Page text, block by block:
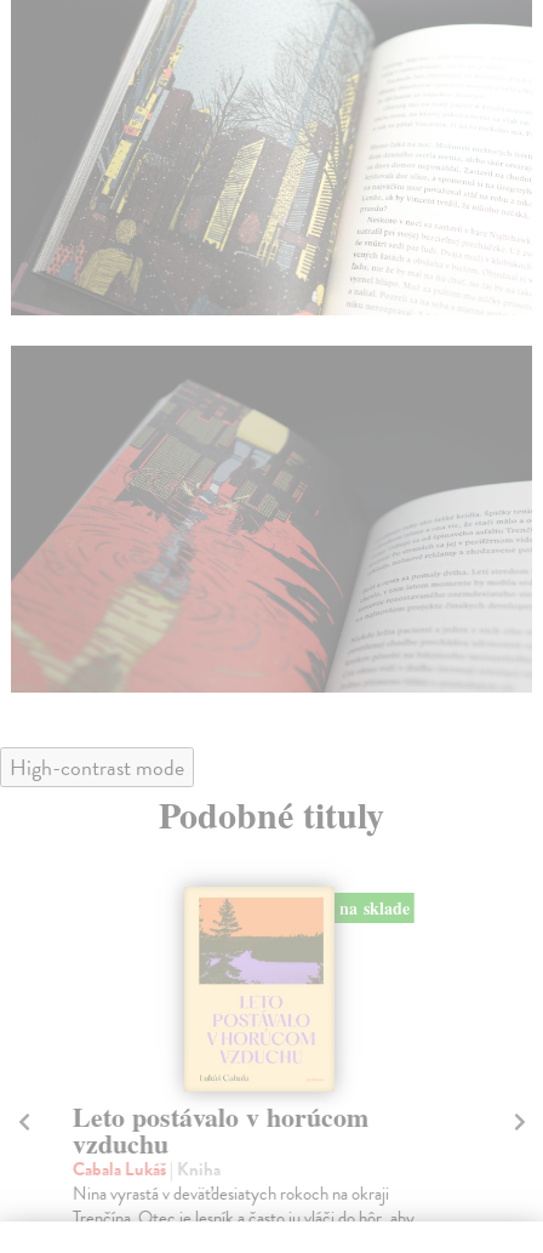
High-contrast mode
Podobné tituly
na sklade
Leto postávalo v horúcom
vzduchu
Cabala Lukáš| Kniha
Nina vyrastá v deväťdesiatych rokoch na okraji
Trenčína. Otec je lesník a často ju vláči do hôr, aby...